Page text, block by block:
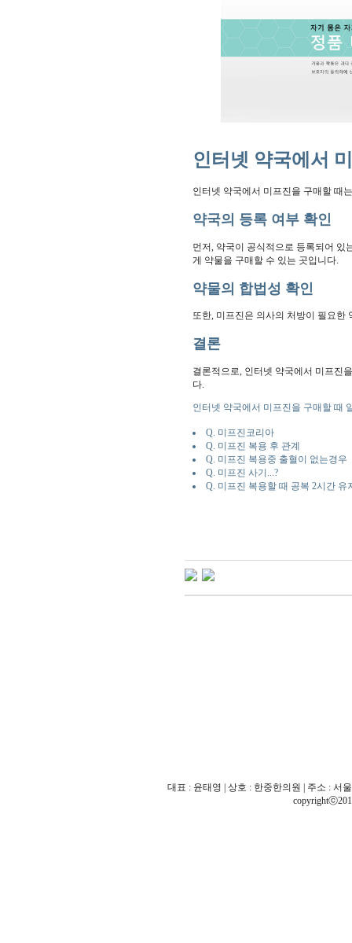
인터넷 약국에서
인터넷 약국에서 미프진을 구매할 때
약국의 등록 여부 확인
먼저, 약국이 공식적으로 등록되어 있
게 약물을 구매할 수 있는 곳입니다.
약물의 합법성 확인
또한, 미프진은 의사의 처방이 필요한
결론
결론적으로, 인터넷 약국에서 미프진
다.
인터넷 약국에서 미프진을 구매할 때
Q. 미프진코리아
Q. 미프진 복용 후 관계
Q. 미프진 복용중 출혈이 없는경우
Q. 미프진 사기...?
Q. 미프진 복용할 때 공복 2시간
대표 : 윤태영 | 상호 : 한중한의원 | 주소 : 서